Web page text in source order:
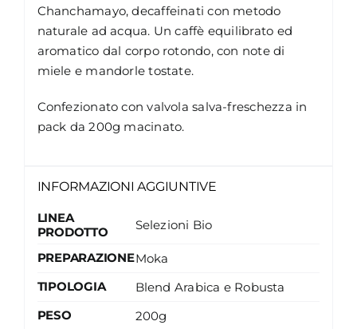
Chanchamayo, decaffeinati con metodo
naturale ad acqua. Un caffè equilibrato ed
aromatico dal corpo rotondo, con note di
miele e mandorle tostate.
Confezionato con valvola salva-freschezza in
pack da 200g macinato.
INFORMAZIONI AGGIUNTIVE
LINEA
PRODOTTO
Selezioni Bio
PREPARAZIONEMoka
TIPOLOGIA
Blend Arabica e Robusta
PESO
200g